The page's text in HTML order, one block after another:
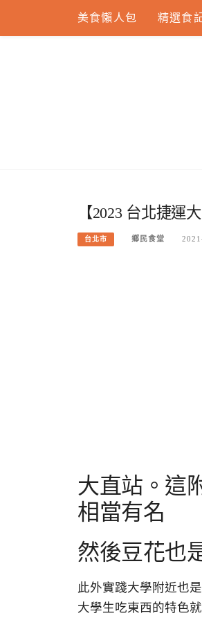
content
美食懶人包 精選食
【2023 台北捷運
台北市 鄉民食堂
大直站。這
相當有名
然後豆花也
此外實踐大學附近也
大學生吃東西的特色